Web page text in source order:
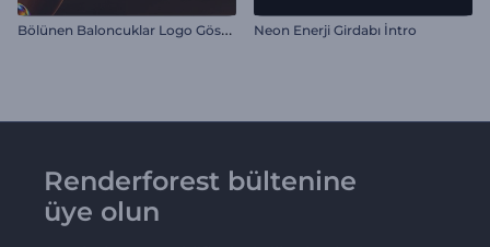
B
ölünen Baloncuklar Logo Gösterimi Neon Enerji Girdabı İntro
Renderforest bültenine
üye olun